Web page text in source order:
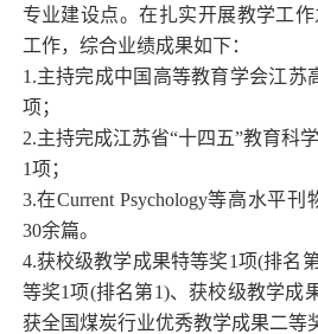
专业建设点。在扎实开展教学工
工作，综合业绩成果如下：
1.主持完成中国高等教育学会江苏
项；
2.主持完成江苏省“十四五”教育科
1项；
3.在Current Psychology等高水平刊
30余篇。
4.获校级教学成果特等奖1项(排名
等奖1项(排名第1)、获校级教学成
获全国煤炭行业优秀教学成果二等